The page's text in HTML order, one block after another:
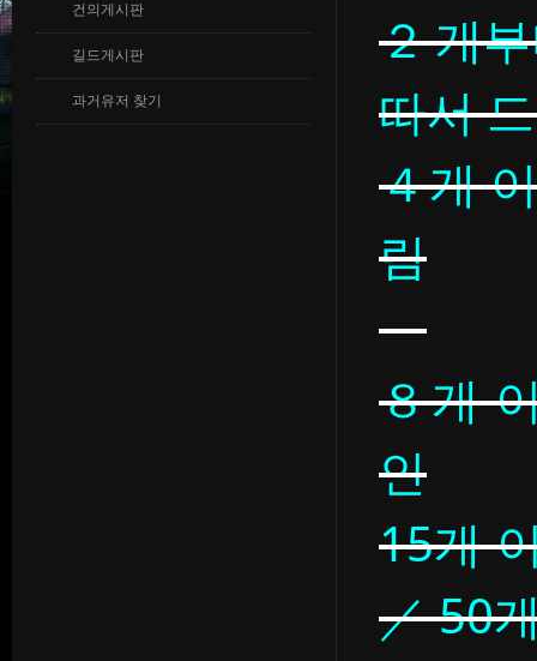
건의게시판
길드게시판
과거유저 찾기
２개
따서
４개
림
８개
인
15개
／ 50